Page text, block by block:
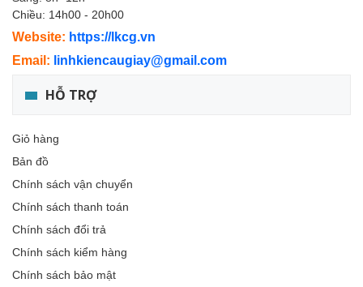
Chiều: 14h00 - 20h00
Website: https://lkcg.vn
Email: linhkiencaugiay@gmail.com
HỖ TRỢ
Giỏ hàng
Bản đồ
Chính sách vận chuyển
Chính sách thanh toán
Chính sách đổi trả
Chính sách kiểm hàng
Chính sách bảo mật